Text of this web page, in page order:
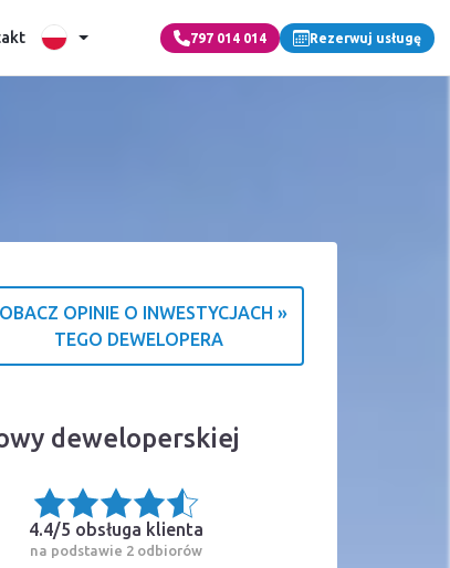
797 014 014 Rezerwuj usługę
OPINIE O INWESTYCJACH »
TEGO DEWELOPERA
ocen
deweloperskiej
4.4/5 obsługa klienta
na podstawie 2 odbiorów